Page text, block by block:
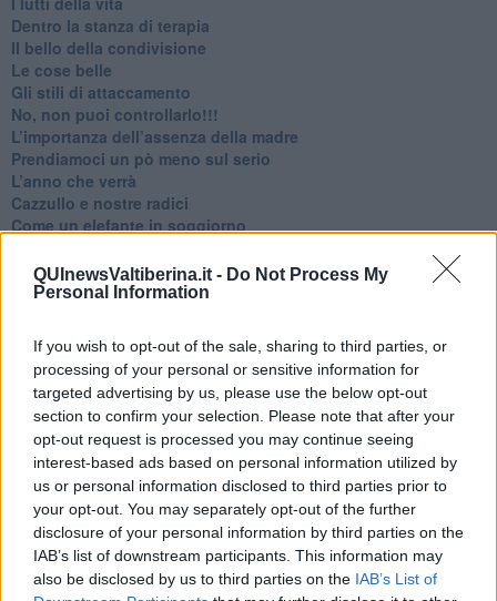
QUInewsValtiberina.it - Do Not Process My
Personal Information
If you wish to opt-out of the sale, sharing to third parties, or
processing of your personal or sensitive information for
targeted advertising by us, please use the below opt-out
section to confirm your selection. Please note that after your
opt-out request is processed you may continue seeing
interest-based ads based on personal information utilized by
us or personal information disclosed to third parties prior to
your opt-out. You may separately opt-out of the further
disclosure of your personal information by third parties on the
IAB’s list of downstream participants. This information may
also be disclosed by us to third parties on the IAB’s List of
​Dentro la stanza di terapia
​Il bello della condivisione
Le cose belle
​Gli stili di attaccamento
No, non puoi controllarlo!!!
​L’importanza dell’assenza della madre
​Prendiamoci un pò meno sul serio
​L’anno che verrà
​Cazzullo e nostre radici
​Come un elefante in soggiorno
E se le cose non vanno come vorresti?
​Chi sono i genitori elicottero
Quando il diritto alla disconnessione non viene accolto
​L’importanza della comunicazione in famiglia
​Il diritto ad essere disconnessi
​Il pensiero dicotomico e la salute mentale
​Consigli di lettura per genitori e non solo
​La Clownterapia
​Differenze tra persone frustrate e non
L’invisibile fatica mentale
Vacanze a km zero
​Buone Vacan(si)e!
​Il lato positivo delle cose
​Storie antiche di tempi moderni